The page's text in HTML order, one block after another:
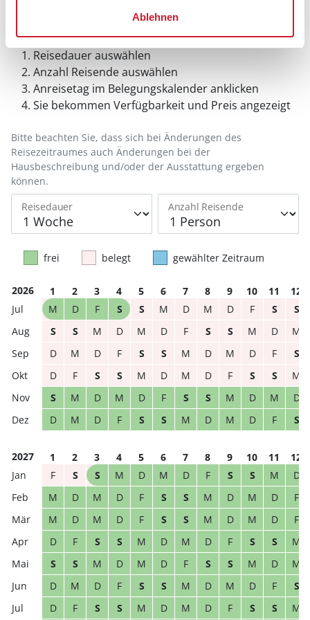
Ablehnen
Belegungskalender
Reisedauer auswählen
Anzahl Reisende auswählen
Anreisetag im Belegungskalender anklicken
Sie bekommen Verfügbarkeit und Preis angezeigt
Reisedauer Anzahl Reisende
Bitte beachten Sie, dass sich bei Änderungen des
Reisezeitraumes auch Änderungen bei der
Hausbeschreibung und/oder der Ausstattung ergeben
können.
frei belegt gewählter Zeitraum
2026 1 2 3 4 5 6 7 8 9 10 11
12
M
D F S S M D M D F S
S
S
S M D M D F S S M D
M
D
M D F S S M D M D F
S
D
F S S M D M D F S S
M
S
M D M D F S S M D M
D
D
M D F S S M D M D F S
2027 1 2 3 4 5 6 7 8 9 10 11
12
F
S S M D M D F S S M
D
M
D M D F S S M D M D
F
M
D M D F S S M D M D
F
D
F S S M D M D F S S
M
S
S M D M D F S S M D
M
D
M D F S S M D M D F
S
D
F S S M D M D F S S M